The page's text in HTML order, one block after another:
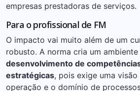
empresas prestadoras de serviços.
Para o profissional de FM
O impacto vai muito além de um
robusto. A norma cria um
desenvolvimento de
estratégicas, pois exige uma
operação e o domínio de